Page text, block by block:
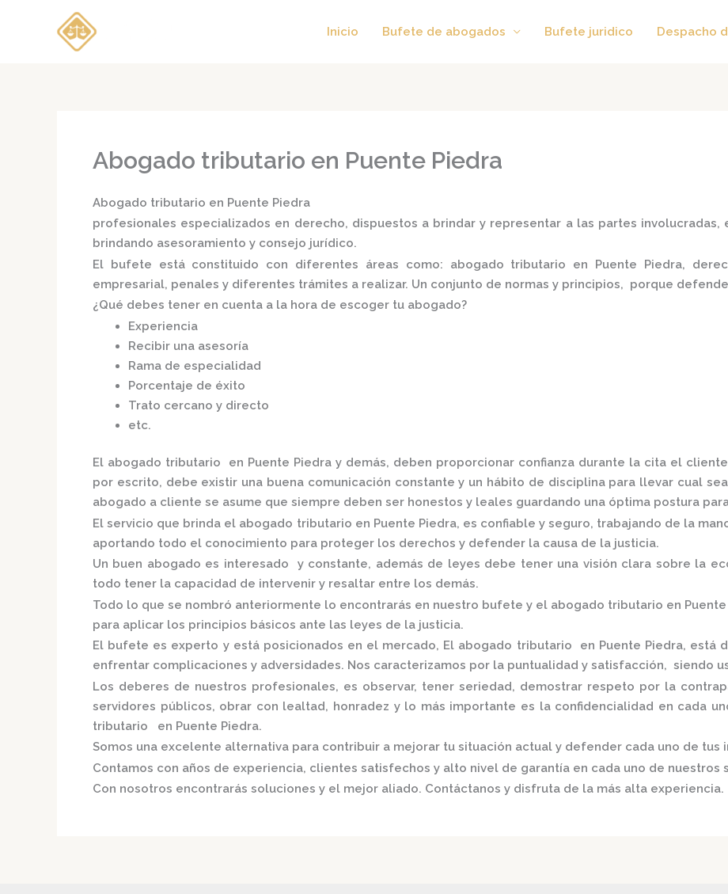
Inicio Bufete de abogados Bufete juridico Despacho
Abogado tributario en Puente Piedra
Abogado tributario en Puente Piedra
profesionales especializados en derecho, dispuestos a brindar y representar a las partes involucradas,
brindando asesoramiento y consejo jurídico.
El bufete está constituido con diferentes áreas como: abogado tributario en Puente Piedra,
empresarial, penales y diferentes trámites a realizar. Un conjunto de normas y principios, porque
¿Qué debes tener en cuenta a la hora de escoger tu abogado?
Experiencia
Recibir una asesoría
Rama de especialidad
Porcentaje de éxito
Trato cercano y directo
etc.
El abogado tributario en Puente Piedra y demás, deben proporcionar confianza durante la cita el
por escrito, debe existir una buena comunicación constante y un hábito de disciplina para llevar cual
abogado a cliente se asume que siempre deben ser honestos y leales guardando una óptima postura
El servicio que brinda el abogado tributario en Puente Piedra, es confiable y seguro, trabajando de la
aportando todo el conocimiento para proteger los derechos y defender la causa de la justicia.
Un buen abogado es interesado y constante, además de leyes debe tener una visión clara sobre la
todo tener la capacidad de intervenir y resaltar entre los demás.
Todo lo que se nombró anteriormente lo encontrarás en nuestro bufete y el abogado tributario en Puente
para aplicar los principios básicos ante las leyes de la justicia.
El bufete es experto y está posicionados en el mercado, El abogado tributario en Puente Piedra, está
enfrentar complicaciones y adversidades. Nos caracterizamos por la puntualidad y satisfacción, siendo
Los deberes de nuestros profesionales, es observar, tener seriedad, demostrar respeto por la
servidores públicos, obrar con lealtad, honradez y lo más importante es la confidencialidad en cada
tributario en Puente Piedra.
Somos una excelente alternativa para contribuir a mejorar tu situación actual y defender cada uno de tus
Contamos con años de experiencia, clientes satisfechos y alto nivel de garantía en cada uno de nuestros
Con nosotros encontrarás soluciones y el mejor aliado. Contáctanos y disfruta de la más alta experiencia.